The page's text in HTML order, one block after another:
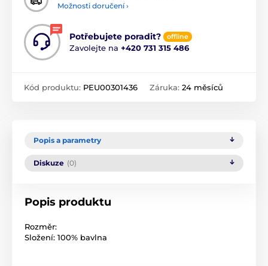
Možnosti doručení ›
Potřebujete poradit? offline
Zavolejte na +420 731 315 486
Kód produktu: PEU00301436 Záruka: 24 měsíců
Popis a parametry
Diskuze (0)
Popis produktu
Rozměr:
Složení: 100% bavlna